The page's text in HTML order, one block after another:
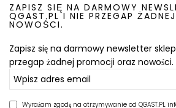
ZAPISZ SIĘ NA DARMOWY
QGAST.PL I NIE PRZEGAP
NOWOŚCI.
Zapisz się na darmowy newsletter
przegap żadnej promocji oraz nowości.
Wyrażam zgodę na otrzymywanie od QGAST.PL